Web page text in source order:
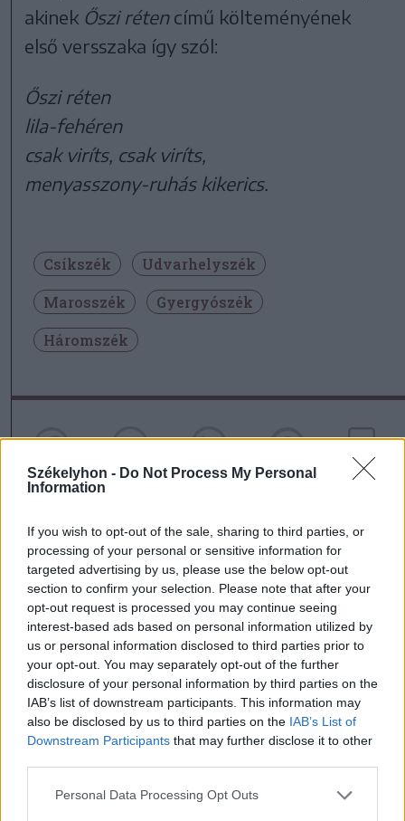
Székelyhon - Do Not Process My Personal
Information
If you wish to opt-out of the sale, sharing to third parties, or
processing of your personal or sensitive information for
targeted advertising by us, please use the below opt-out
section to confirm your selection. Please note that after your
opt-out request is processed you may continue seeing
interest-based ads based on personal information utilized by
us or personal information disclosed to third parties prior to
your opt-out. You may separately opt-out of the further
disclosure of your personal information by third parties on the
IAB’s list of downstream participants. This information may
also be disclosed by us to third parties on the IAB’s List of
Downstream Participants that may further disclose it to other
Personal Data Processing Opt Outs
akinek Őszi rétencímű költeményének
első versszaka így szól:
Őszi réten
lila-fehéren
csak viríts, csak viríts,
menyasszony-ruhás kikerics.
Csíkszék
Udvarhelyszék
Marosszék
Gyergyószék
Háromszék
szóljon hozzá!
Ezek is érdekelhetik
Székelyhon
Mentőhelikopterrel vitték
Marosból – frissítve